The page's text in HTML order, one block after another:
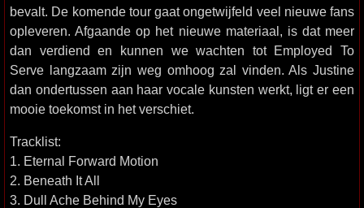
bevalt. De komende tour gaat ongetwijfeld veel nieuwe fans
opleveren. Afgaande op het nieuwe materiaal, is dat meer
dan verdiend en kunnen we wachten tot Employed To
Serve langzaam zijn weg omhoog zal vinden. Als Justine
dan ondertussen aan haar vocale kunsten werkt, ligt er een
mooie toekomst in het verschiet.
Tracklist:
1. Eternal Forward Motion
2. Beneath It All
3. Dull Ache Behind My Eyes